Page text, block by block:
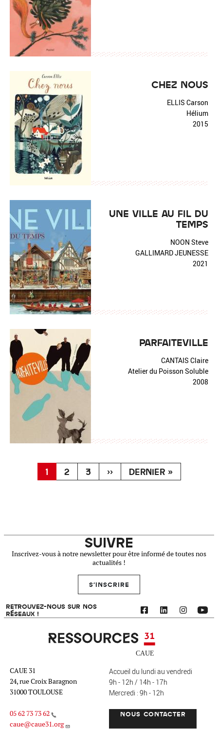
CHEZ NOUS
ELLIS Carson
Hélium
2015
UNE VILLE AU FIL DU
TEMPS
NOON Steve
GALLIMARD JEUNESSE
2021
PARFAITEVILLE
CANTAIS Claire
Atelier du Poisson Soluble
2008
CONTENUS (SANS LES DOSSIERS)
1 CONTENUS (SANS LES DOSSIERS)
2 CONTENUS (SANS LES
3 PAGE SUIVANTE
›› DERNIÈRE PAGE
DERNIER »
SUIVRE
Inscrivez-vous à notre newsletter pour être informé de toutes nos
actualités !
S'INSCRIRE
RETROUVEZ-NOUS SUR NOS
RÉSEAUX !
Ressources 31
CAUE 31
24, rue Croix Baragnon
31000 TOULOUSE
05 62 73 73 62
caue@caue31.org
Accueil du lundi au vendredi
9h - 12h / 14h - 17h
Mercredi : 9h - 12h
NOUS CONTACTER